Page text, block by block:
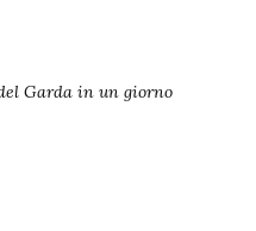
Garda in un giorno